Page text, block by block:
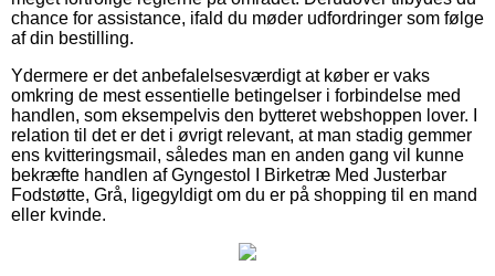
chance for assistance, ifald du møder udfordringer som følge
af din bestilling.
Ydermere er det anbefalelsesværdigt at køber er vaks
omkring de mest essentielle betingelser i forbindelse med
handlen, som eksempelvis den bytteret webshoppen lover. I
relation til det er det i øvrigt relevant, at man stadig gemmer
ens kvitteringsmail, således man en anden gang vil kunne
bekræfte handlen af Gyngestol I Birketræ Med Justerbar
Fodstøtte, Grå, ligegyldigt om du er på shopping til en mand
eller kvinde.